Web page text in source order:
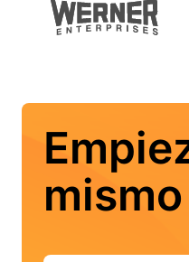
mismo